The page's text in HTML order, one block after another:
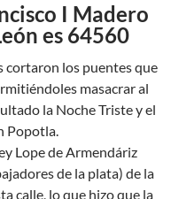
I Madero
es 64560
cortaron los puentes que
masacrar al
la Noche Triste y el
Popotla.
Lope de Armendáriz
de la plata) de la
calle, lo que hizo que la